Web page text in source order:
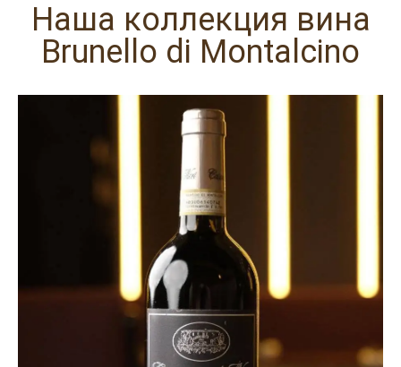
Наша коллекция вина
Brunello di Montalcino